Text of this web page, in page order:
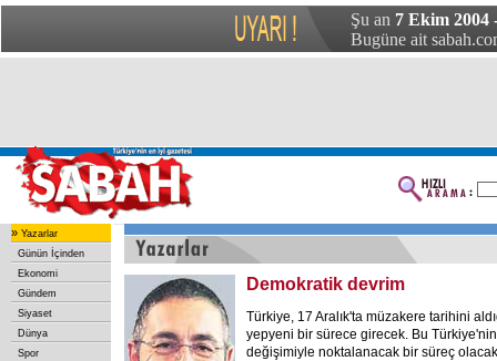
Şu an 7 Ekim 2004
Bugüne ait
» Yazarlar
Günün İçinden
Ekonomi
Gündem
Siyaset
Dünya
Spor
Demokratik devrim
Türkiye, 17 Aralık'ta müzakere tarihini
yepyeni bir sürece girecek. Bu
değişimiyle noktalanacak bir süreç